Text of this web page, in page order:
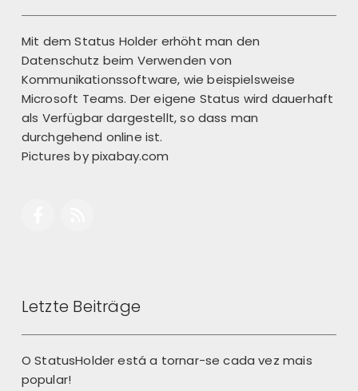
Mit dem Status Holder erhöht man den
Datenschutz beim Verwenden von
Kommunikationssoftware, wie beispielsweise
Microsoft Teams. Der eigene Status wird dauerhaft
als Verfügbar dargestellt, so dass man
durchgehend online ist.
Pictures bypixabay.com
Letzte Beiträge
O StatusHolder está a tornar-se cada vez mais
popular!